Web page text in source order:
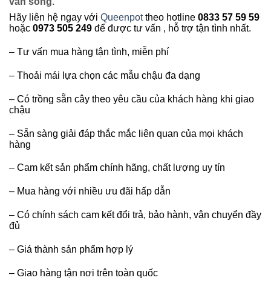
Hãy liên hệ ngay với Queenpottheo hotline 0833 57 59 59
hoặc 0973 505 249 để được tư vấn , hỗ trợ tận tình nhất.
– Tư vấn mua hàng tận tình, miễn phí
– Thoải mái lựa chọn các mẫu chậu đa dạng
– Có trồng sẵn cây theo yêu cầu của khách hàng khi giao
chậu
– Sẵn sàng giải đáp thắc mắc liên quan của mọi khách
hàng
– Cam kết sản phẩm chính hãng, chất lượng uy tín
– Mua hàng với nhiều ưu đãi hấp dẫn
– Có chính sách cam kết đổi trả, bảo hành, vận chuyển đầy
đủ
– Giá thành sản phẩm hợp lý
– Giao hàng tận nơi trên toàn quốc